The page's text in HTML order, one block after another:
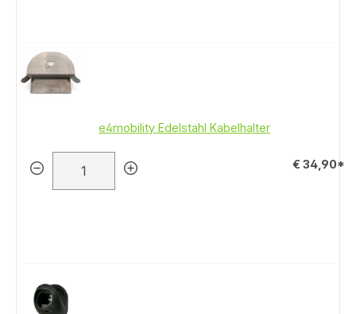
e4mobility Edelstahl Kabelhalter
€ 34,90*